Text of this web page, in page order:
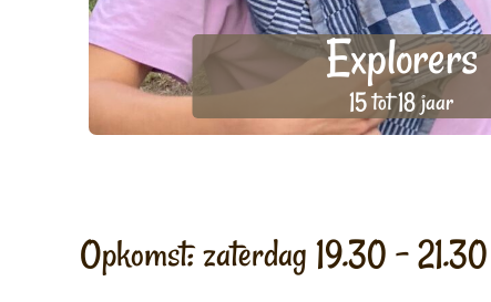
Explorers
15 tot 18 jaar
Opkomst: zaterdag 19.30 –